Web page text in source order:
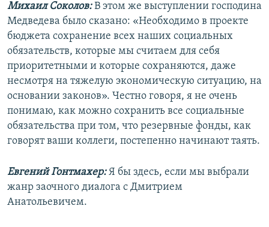
Михаил Соколов:В этом же выступлении господина
Медведева было сказано: «Необходимо в проекте
бюджета сохранение всех наших социальных
обязательств, которые мы считаем для себя
приоритетными и которые сохраняются, даже
несмотря на тяжелую экономическую ситуацию, на
основании законов». Честно говоря, я не очень
понимаю, как можно сохранить все социальные
обязательства при том, что резервные фонды, как
говорят ваши коллеги, постепенно начинают таять.
Евгений Гонтмахер:Я бы здесь, если мы выбрали
жанр заочного диалога с Дмитрием
Анатольевичем.